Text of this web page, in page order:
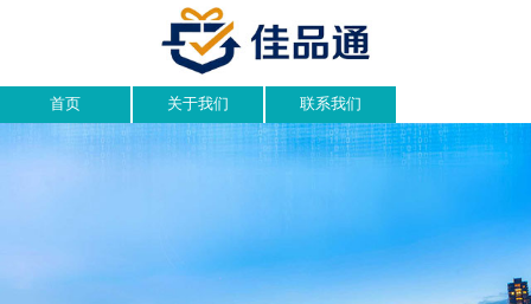
首页 关于我们 联系我们